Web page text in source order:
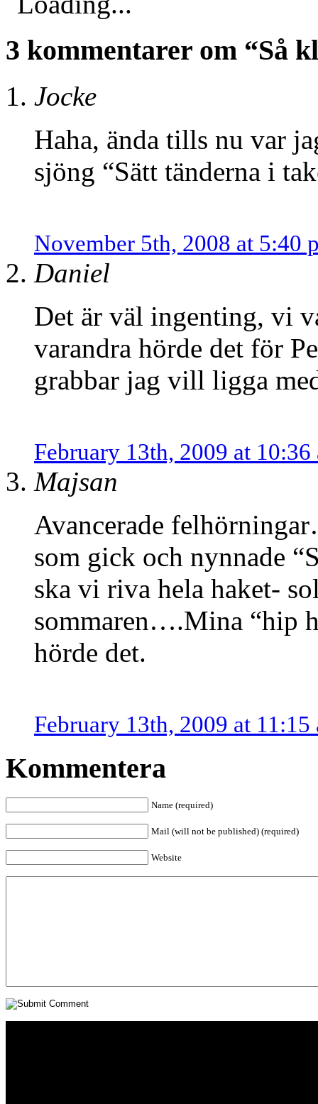
3 kommentarer om “Så
Jocke
Haha, ända tills nu var
sjöng “Sätt tänderna i
November 5th, 2008 at 5:40
Daniel
Det är väl ingenting, vi
varandra hörde det för
grabbar jag vill ligga
February 13th, 2009 at 10:36
Majsan
Avancerade
som gick och nynnade
ska vi riva hela haket-
sommaren….Mina “hip
hörde det.
February 13th, 2009 at 11:15
Kommentera
Name (required)
Mail (will not be published) (required)
Website